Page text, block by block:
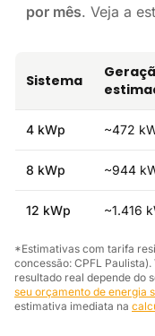
por mês. Veja a
Sistema
4 kWp ~472
8 kWp ~944
12 kWp ~1.416
*Estimativas com tarifa
concessão: CPFL
resultado real depende do
seu orçamento de energia
estimativa imediata na